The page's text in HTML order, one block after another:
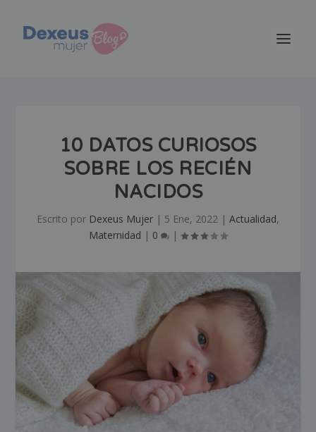
10 DATOS CURIOSOS
SOBRE LOS RECIÉN
NACIDOS
Escrito por Dexeus Mujer | 5 Ene, 2022 | Actualidad,
Maternidad | 0 |